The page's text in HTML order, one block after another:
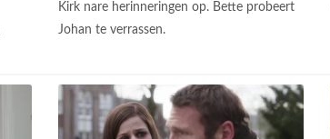
Kirk nare herinneringen op. Bette probeert
Johan te verrassen.